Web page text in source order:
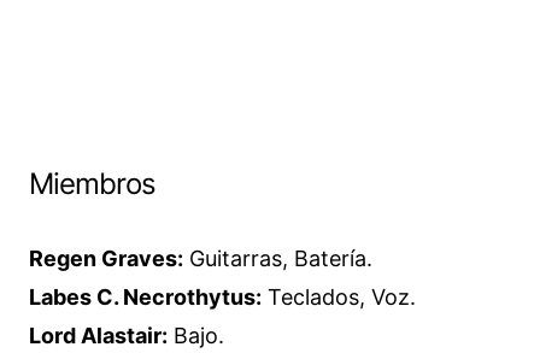
Miembros
Regen Graves: Guitarras, Batería.
Labes C. Necrothytus: Teclados, Voz.
Lord Alastair: Bajo.